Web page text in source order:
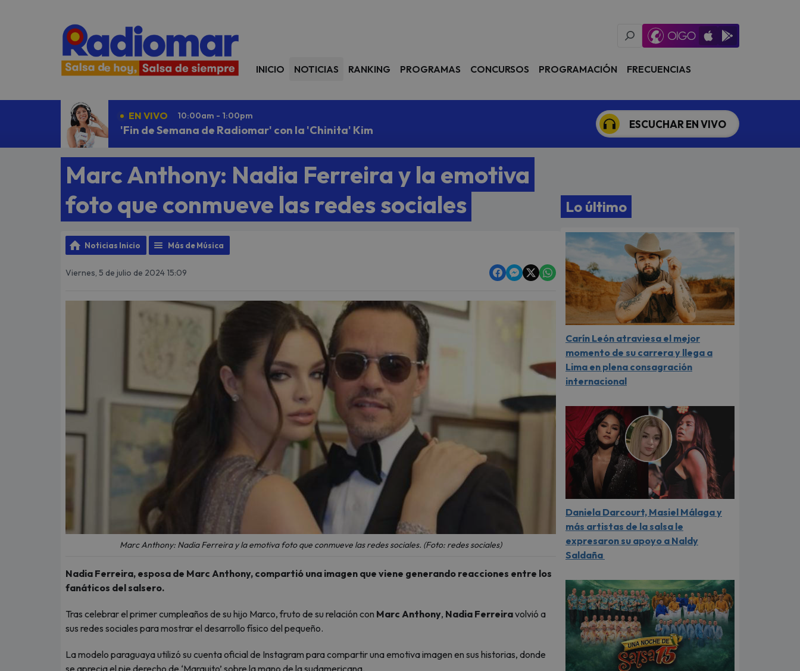
Oigo Radio App
Available on iOS
Available on
INICIO NOTICIAS RANKING PROGRAMAS CONCURSOS PROGRAMACIÓN FRECUENCIAS
EN VIVO 10:00am - 1:00pm
'Fin de Semana de Radiomar' con la 'Chinita' Kim ESCUCHAR EN VIVO
Marc Anthony: Nadia Ferreira y la emotiva
foto que conmueve las redes sociales
Noticias Inicio Más de Música
Viernes, 5 de julio de 2024 15:09
Marc Anthony: Nadia Ferreira y la emotiva foto que conmueve las redes sociales. (Foto: redes sociales)
Nadia Ferreira, esposa de Marc Anthony, compartió una imagen que viene generando reacciones entre los
fanáticos del salsero.
Tras celebrar el primer cumpleaños de su hijo Marco, fruto de su relación con Marc Anthony, Nadia Ferreiravolvió a
sus redes sociales para mostrar el desarrollo físico del pequeño.
La modelo paraguaya utilizó su cuenta oficial de Instagram para compartir una emotiva imagen en sus historias, donde
se aprecia el pie derecho de ‘Marquito’ sobre la mano de la sudamericana.
Lo último
Carín León atraviesa el mejor
momento de su carrera y llega a
Lima en plena consagración
internacional
Daniela Darcourt, Masiel Málaga y
más artistas de la salsa le
expresaron su apoyo a Naldy
Saldaña